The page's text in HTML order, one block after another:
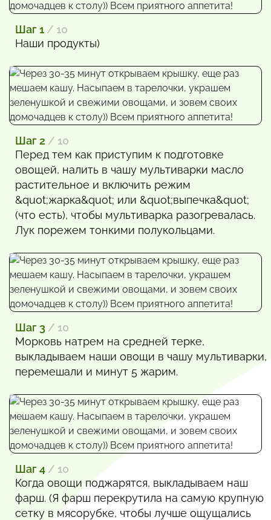
Шаг 1 / 10
Наши продукты)
Шаг 2 / 10
Перед тем как приступим к подготовке
овощей, налить в чашу мультиварки масло
растительное и включить режим
&quot;жарка&quot; или &quot;выпечка&quot;
(что есть), чтобы мультиварка разогревалась.
Лук порежем тонкими полукольцами.
Шаг 3 / 10
Морковь натрем на средней терке,
выкладываем наши овощи в чашу мультиварки,
перемешали и минут 5 жарим.
Шаг 4 / 10
Когда овощи поджарятся, выкладываем наш
фарш. (Я фарш перекрутила на самую крупную
сетку в мясорубке, чтобы лучше ощущались